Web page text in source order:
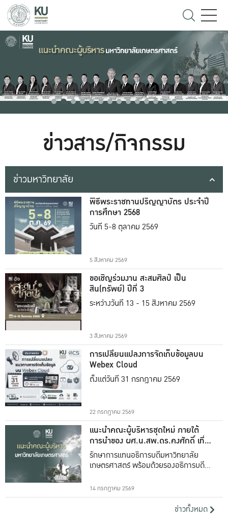
ข่าวสาร/กิจกรรม
ข่าวมหาวิทยาลัย
พิธีพระราชทานปริญญาบัตร ประจำปี
การศึกษา 2568
วันที่ 5-8 ตุลาคม 2569
5 สิงหาคม 2569
ขอเชิญร่วมงาน สะสมศิลป์ เป็น
สิน(ทรัพย์) ปีที่ 3
ระหว่างวันที่ 13 - 15 สิงหาคม 2569
3 สิงหาคม 2569
การเปลี่ยนแปลงการจัดเก็บข้อมูลบน
Webex Cloud
ตั้งแต่วันที่ 31 กรกฎาคม 2569
22 กรกฎาคม 2569
แนะนำคณะผู้บริหารชุดใหม่ ภายใต้
การนำของ ผศ.น.สพ.ดร.คงศักดิ์ เที่ยง
ธรรม
รักษาการแทนอธิการบดีมหาวิทยาลัย
เกษตรศาสตร์ พร้อมด้วยรองอธิการบดีทั้ง
14 กรกฎาคม 2569
ข่าวทั้งหมด